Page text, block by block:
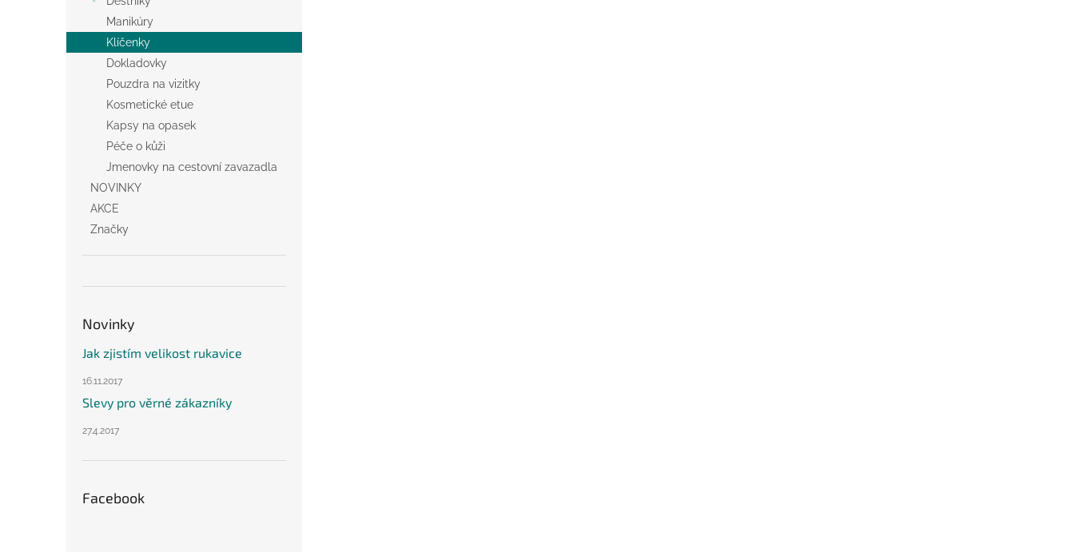
Manikúry
Klíčenky
Dokladovky
Pouzdra na vizitky
Kosmetické etue
Kapsy na opasek
Péče o kůži
Jmenovky na cestovní zavazadla
NOVINKY
AKCE
Značky
Novinky
Jak zjistím velikost rukavice
16.11.2017
Slevy pro věrné zákazníky
27.4.2017
Facebook